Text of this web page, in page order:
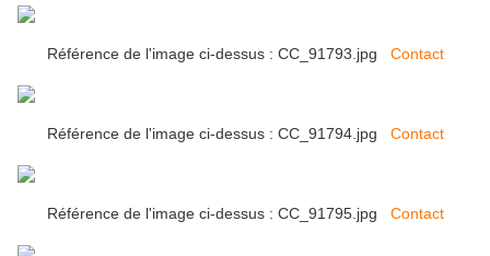
Référence de l'image ci-dessus : CC_91793.jpg Contact
Référence de l'image ci-dessus : CC_91794.jpg Contact
Référence de l'image ci-dessus : CC_91795.jpg Contact